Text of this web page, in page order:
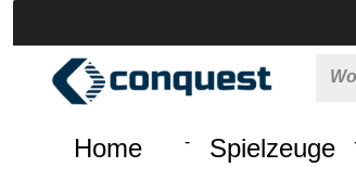
Home Spielzeuge